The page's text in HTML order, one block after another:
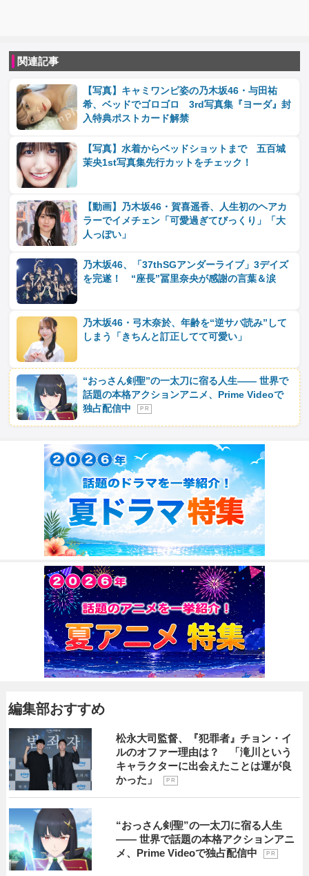
関連記事
【写真】キャミワンピ姿の乃木坂46・与田祐
希、ベッドでゴロゴロ 3rd写真集『ヨーダ』封
入特典ポストカード解禁
【写真】水着からベッドショットまで 五百城
茉央1st写真集先行カットをチェック！
【動画】乃木坂46・賀喜遥香、人生初のヘアカ
ラーでイメチェン「可愛過ぎてびっくり」「大
人っぽい」
乃木坂46、「37thSGアンダーライブ」3デイズ
を完遂！ “座長”冨里奈央が感謝の言葉＆涙
乃木坂46・弓木奈於、年齢を“逆サバ読み”して
しまう「きちんと訂正してて可愛い」
“おっさん剣聖”の一太刀に宿る人生―― 世界で
話題の本格アクションアニメ、Prime Videoで
独占配信中
P R
編集部おすすめ
松永大司監督、『犯罪者』チョン・イ
ルのオファー理由は？ 「滝川という
キャラクターに出会えたことは運が良
かった」
P R
“おっさん剣聖”の一太刀に宿る人生
―― 世界で話題の本格アクションアニ
メ、Prime Videoで独占配信中
P R